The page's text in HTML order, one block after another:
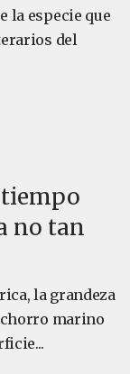
la especie que
del
no tan
la grandeza
chorro marino